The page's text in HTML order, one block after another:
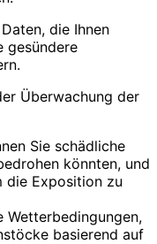
die Ihnen
gesündere
Überwachung der
Sie schädliche
könnten, und
die Exposition zu
Wetterbedingungen,
basierend auf